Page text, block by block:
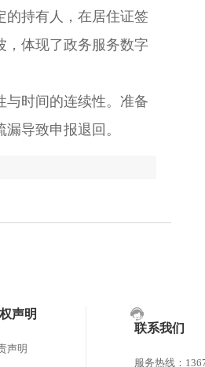
持有人，在居住证签
，体现了政务服务数字
时间的连续性。准备
导致申报退回。
声明
声明
联系我们
服务热线：